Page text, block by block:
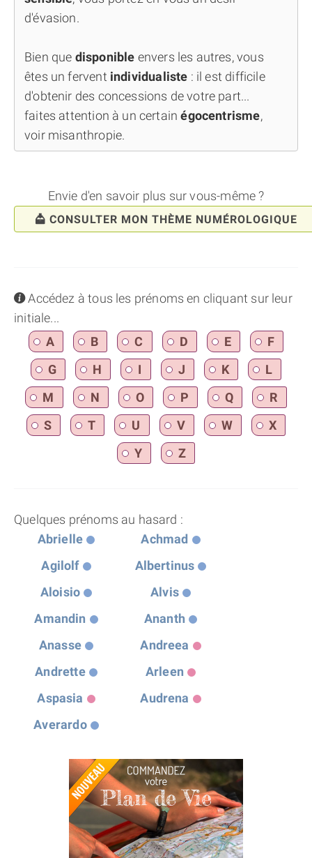
d'évasion.
Bien que disponible envers les autres, vous
êtes un fervent individualiste : il est difficile
d'obtenir des concessions de votre part...
faites attention à un certainégocentrisme,
voir misanthropie.
Envie d'en savoir plus sur vous-même ?
CONSULTER MON THÈME NUMÉROLOGIQUE
infoAccédez à tous les prénoms en cliquant sur leur
initiale...
A
B C D E
F
G
H I J K
L
M
N O P Q
R
S
T U V W
X
Y
Z
Quelques prénoms au hasard :
Abrielle
Achmad
Agilolf
Albertinus
Aloisio
Alvis
Amandin
Ananth
Anasse
Andreea
Andrette
Arleen
Aspasia
Audrena
Averardo